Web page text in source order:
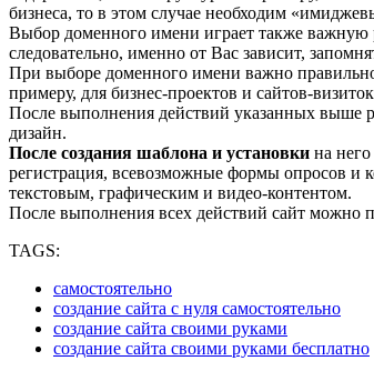
бизнеса, то в этом случае необходим
Выбор доменного имени играет также важную
следовательно, именно от Вас зависит,
При выборе доменного имени важно
примеру, для бизнес-проектов и сайтов-
После выполнения действий указанных выше
дизайн.
После создания шаблона и установки на
регистрация, всевозможные формы опросов и
текстовым, графическим и видео-контентом.
После выполнения всех действий сайт можно
TAGS:
самостоятельно
создание сайта с нуля самостоятельно
создание сайта своими руками
создание сайта своими руками бесплатно